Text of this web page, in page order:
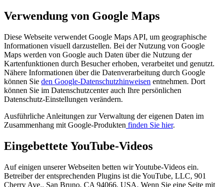
Verwendung von Google Maps
Diese Webseite verwendet Google Maps API, um geographische
Informationen visuell darzustellen. Bei der Nutzung von Google
Maps werden von Google auch Daten über die Nutzung der
Kartenfunktionen durch Besucher erhoben, verarbeitet und genutzt.
Nähere Informationen über die Datenverarbeitung durch Google
können Sie den Google-Datenschutzhinweisen entnehmen. Dort
können Sie im Datenschutzcenter auch Ihre persönlichen
Datenschutz-Einstellungen verändern.
Ausführliche Anleitungen zur Verwaltung der eigenen Daten im
Zusammenhang mit Google-Produkten finden Sie hier.
Eingebettete YouTube-Videos
Auf einigen unserer Webseiten betten wir Youtube-Videos ein.
Betreiber der entsprechenden Plugins ist die YouTube, LLC, 901
Cherry Ave., San Bruno, CA 94066, USA. Wenn Sie eine Seite mit